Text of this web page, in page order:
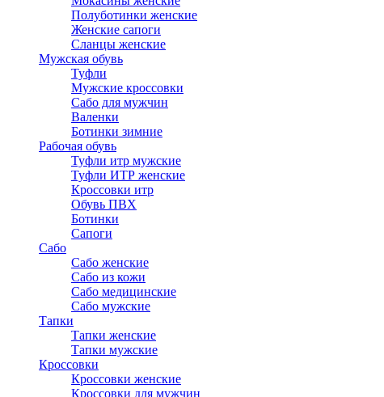
Полуботинки женские
Женские сапоги
Сланцы женские
Мужская обувь
Туфли
Мужские кроссовки
Сабо для мужчин
Валенки
Ботинки зимние
Рабочая обувь
Туфли итр мужские
Туфли ИТР женские
Кроссовки итр
Обувь ПВХ
Ботинки
Сапоги
Сабо
Сабо женские
Сабо из кожи
Сабо медицинские
Сабо мужские
Тапки
Тапки женские
Тапки мужские
Кроссовки
Кроссовки женские
Кроссовки для мужчин